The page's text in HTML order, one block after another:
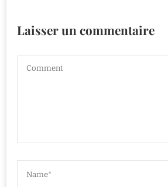
Laisser un commentaire